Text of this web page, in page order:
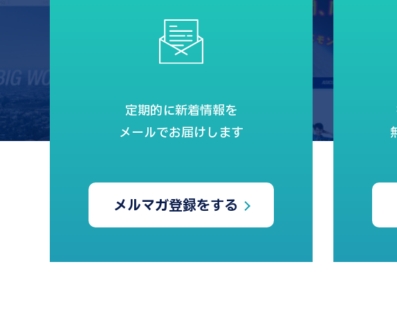
定期的に新着情報を
メールでお届けします
メルマガ登録をする